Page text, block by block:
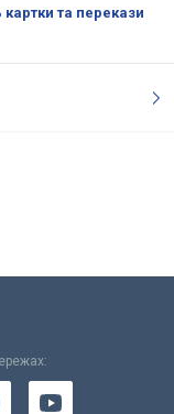
картки та перекази